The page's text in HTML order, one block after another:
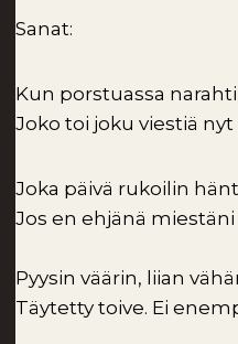
Sanat:
Kun porstuassa
Joko toi joku viestiä
Joka päivä rukoilin
Jos en ehjänä
Pyysin väärin, liian
Täytetty toive. Ei